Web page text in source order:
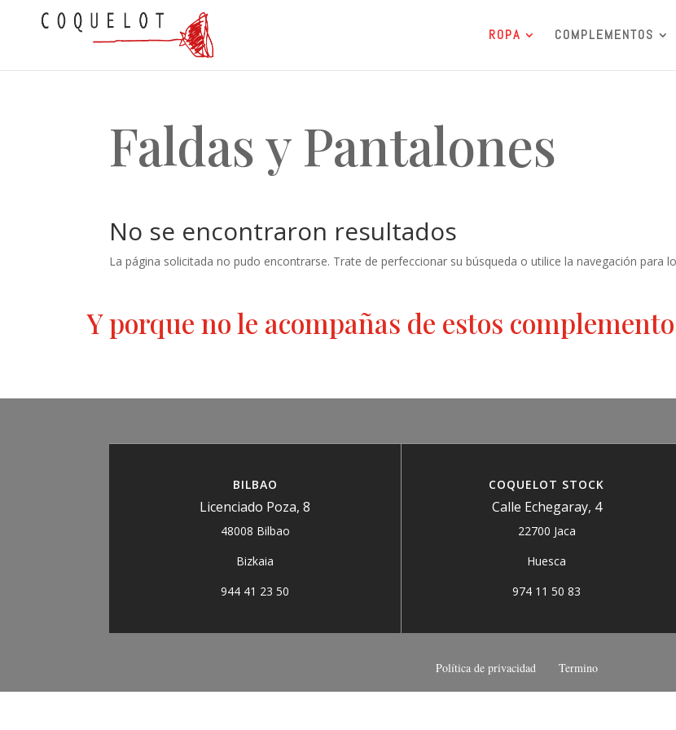
ROPA COMPLEMENTOS
Faldas y Pantalones
No se encontraron resultados
La página solicitada no pudo encontrarse. Trate de perfeccionar su búsqueda o utilice la navegación para
Y porque no le acompañas de estos
BILBAO
Licenciado Poza, 8
48008 Bilbao
Bizkaia
944 41 23 50
COQUELOT STOCK
Calle Echegaray, 4
22700 Jaca
Huesca
974 11 50 83
Política de privacidad Termino